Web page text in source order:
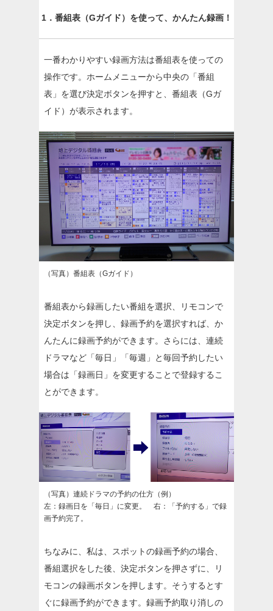
1．番組表（Gガイド）を使って、かんたん録画！
一番わかりやすい録画方法は番組表を使っての
操作です。ホームメニューから中央の「番組
表」を選び決定ボタンを押すと、番組表（Gガ
イド）が表示されます。
（写真）番組表（Gガイド）
番組表から録画したい番組を選択、リモコンで
決定ボタンを押し、録画予約を選択すれば、か
んたんに録画予約ができます。さらには、連続
ドラマなど「毎日」「毎週」と毎回予約したい
場合は「録画日」を変更することで登録するこ
とができます。
（写真）連続ドラマの予約の仕方（例）
左：録画日を「毎日」に変更。 右：「予約する」で録
画予約完了。
ちなみに、私は、スポットの録画予約の場合、
番組選択をした後、決定ボタンを押さずに、リ
モコンの録画ボタンを押します。そうするとす
ぐに録画予約ができます。録画予約取り消しの